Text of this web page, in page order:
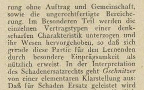
rung ohne Auftrag und Gemeinschaft,
sowie die ungerechtfertigte Bereiche¬
rung. Im Besonderen Teil werden die
einzelnen Vertragstypen einer denk¬
scharfen Charakteristik unterzogen und
ihr Wesen hervorgehoben, so daß sich
gerade diese Partie für den Lernenden
durch besondere Einprägsamkeit als
nützlich erweist. In der Interpretation
des Schadcncrsatzrcchts geht Gschnitzer
von einer elementaren Klarstellung aus:
Daß für Schaden Ersatz geleistet wird